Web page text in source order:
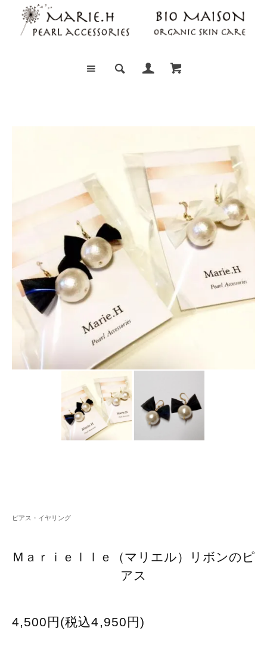
ピアス・イヤリング
Ｍａｒｉｅｌｌｅ（マリエル）リボンのピ
アス
4,500円(税込4,950円)